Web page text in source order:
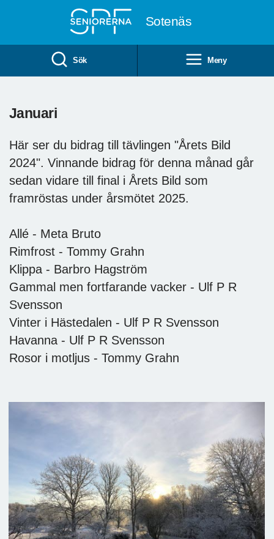
Sotenäs
Sök Meny
Januari
Här ser du bidrag till tävlingen "Årets Bild
2024". Vinnande bidrag för denna månad går
sedan vidare till final i Årets Bild som
framröstas under årsmötet 2025.
Allé - Meta Bruto
Rimfrost - Tommy Grahn
Klippa - Barbro Hagström
Gammal men fortfarande vacker - Ulf P R
Svensson
Vinter i Hästedalen - Ulf P R Svensson
Havanna - Ulf P R Svensson
Rosor i motljus - Tommy Grahn